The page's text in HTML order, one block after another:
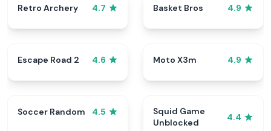
Retro Archery 4.7 Basket Bros 4.9
Escape Road 2 4.6 Moto X3m 4.9
Soccer Random 4.5
Squid Game
Unblocked
4.4